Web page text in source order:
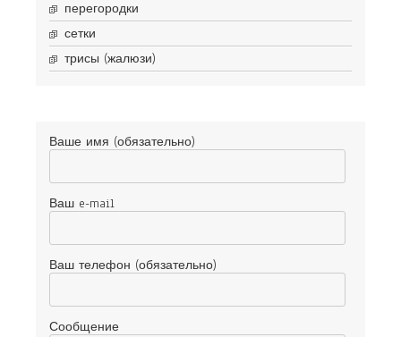
перегородки
сетки
трисы (жалюзи)
Ваше имя (обязательно)
Ваш e-mail
Ваш телефон (обязательно)
Сообщение